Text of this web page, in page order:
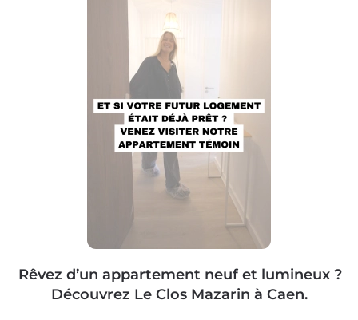
Rêvez d’un appartement neuf et lumineux ?
Découvrez Le Clos Mazarin à Caen.